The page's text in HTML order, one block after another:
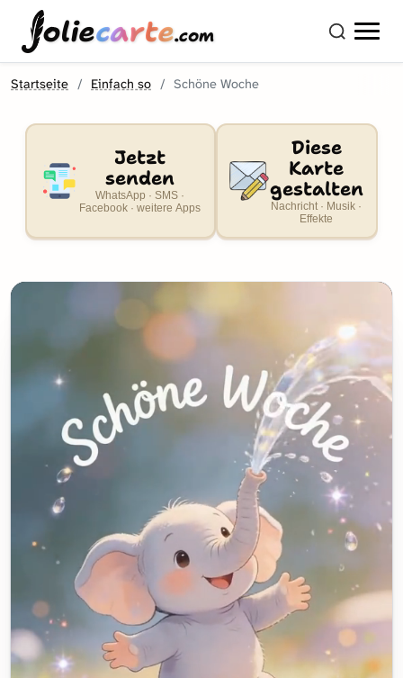
oliecarte.com
Startseite Einfach so Schöne Woche
Jetzt
senden
WhatsApp · SMS ·
Facebook · weitere Apps
Diese
Karte
gestalten
Nachricht · Musik ·
Effekte